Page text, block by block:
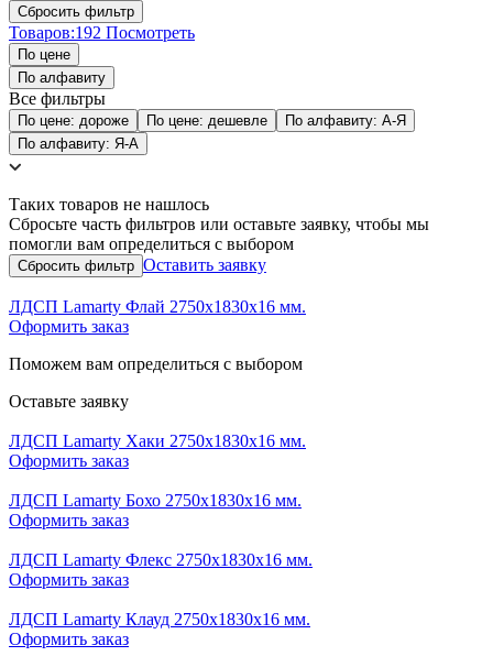
Товаров:192 Посмотреть
По цене
По алфавиту
Все фильтры
По цене: дороже По цене: дешевле
По алфавиту: А-Я
По алфавиту: Я-А
Таких товаров не нашлось
Сбросьте часть фильтров или оставьте заявку, чтобы мы
помогли вам определиться с выбором
Оставить заявку
ЛДСП Lamarty Флай 2750х1830х16 мм.
Оформить заказ
Поможем вам определиться с выбором
Оставьте заявку
ЛДСП Lamarty Хаки 2750х1830х16 мм.
Оформить заказ
ЛДСП Lamarty Бохо 2750х1830х16 мм.
Оформить заказ
ЛДСП Lamarty Флекс 2750х1830х16 мм.
Оформить заказ
ЛДСП Lamarty Клауд 2750х1830х16 мм.
Оформить заказ